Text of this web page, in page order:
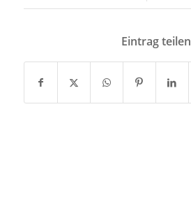
Eintrag teilen